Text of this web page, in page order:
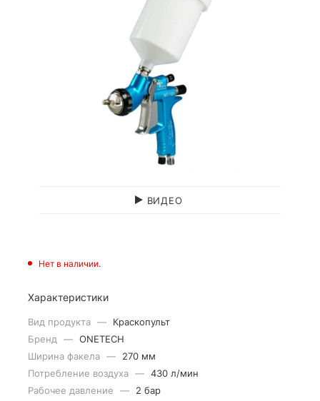
ВИДЕО
Нет в наличии.
Характеристики
Вид продукта —
Краскопульт
Бренд — ONETECH
Ширина факела —
270 мм
Потребление воздуха — 430 л/мин
Рабочее давление
—
2 бар